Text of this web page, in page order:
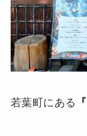
若葉町にある